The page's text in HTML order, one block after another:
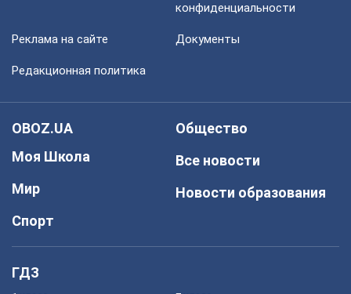
конфиденциальности
Реклама на сайте Документы
Редакционная политика
OBOZ.UA
Моя Школа
Мир
Спорт
Общество
Все новости
Новости образования
ГДЗ